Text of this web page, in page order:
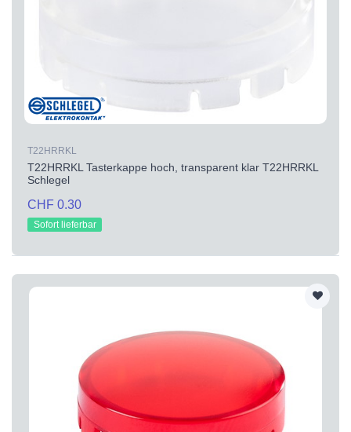
T22HRRKL
T22HRRKL Tasterkappe hoch, transparent klar T22HRRKL
Schlegel
CHF 0.30
Sofort lieferbar